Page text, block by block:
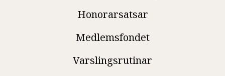
Honorarsatsar
Medlemsfondet
Varslingsrutinar